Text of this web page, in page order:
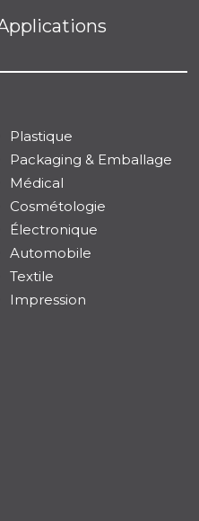
Plastique
Packaging & Emballage
Médical
Cosmétologie
Électronique
Automobile
Textile
Impression